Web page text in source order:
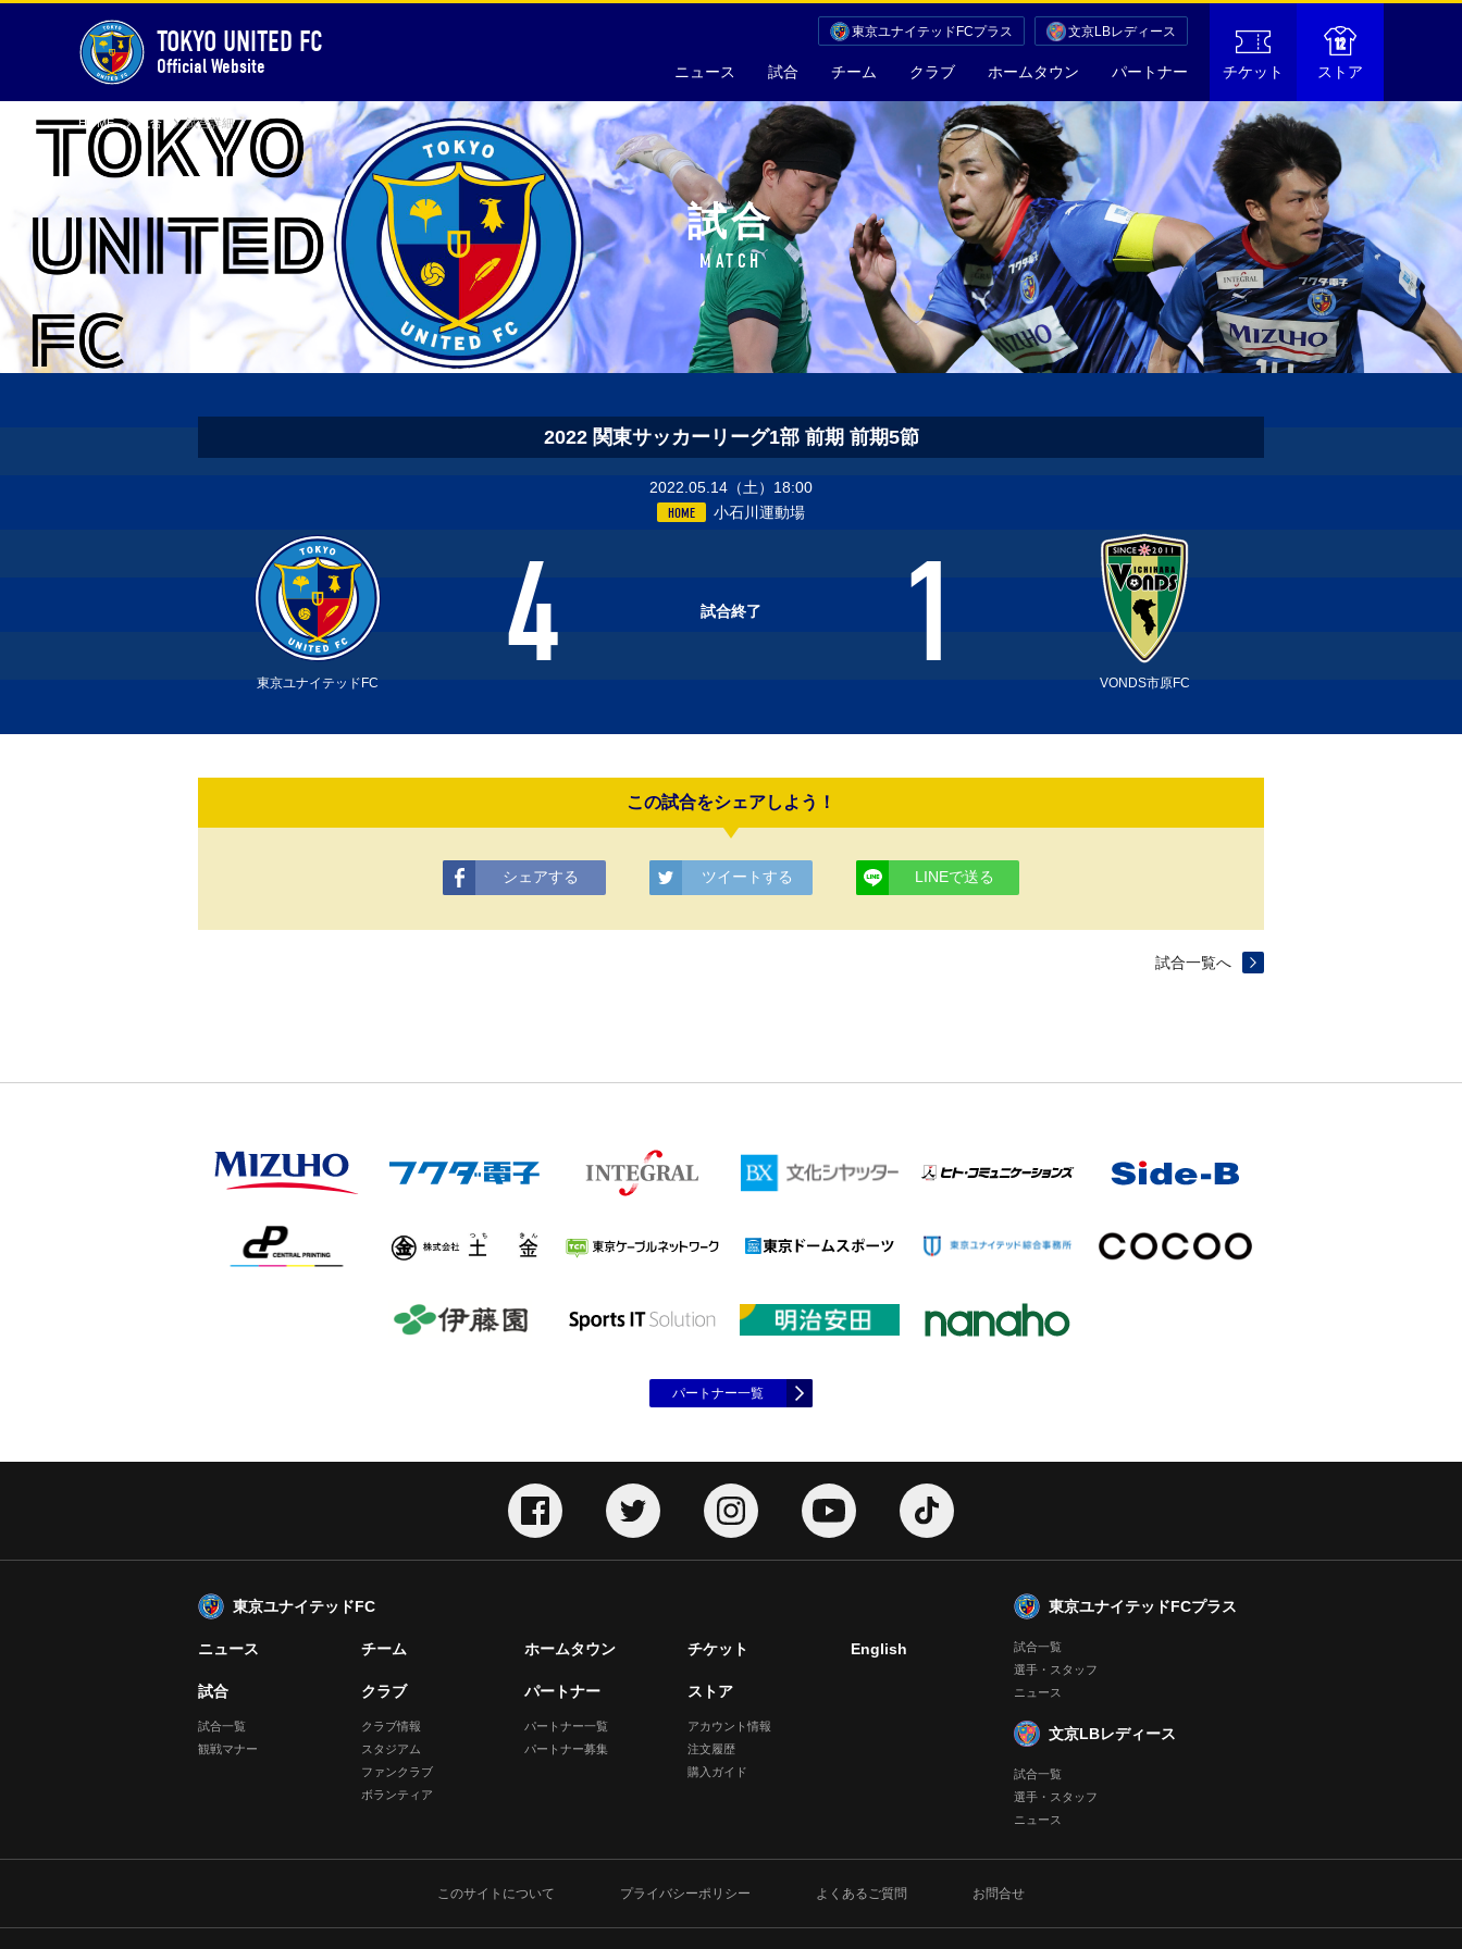
TOKYO UNITED FC
Official Website ニュース 試合 チーム クラブ ホームタウン パートナー チケット ストア
東京ユナイテッドFCプラス 文京LBレディース
HOME 試合 試合詳細
試合
MATCH
2022 関東サッカーリーグ1部 前期 前期5節
2022.05.14（土）18:00
HOME 小石川運動場
東京ユナイテッドFC 4 試合終了 1 VONDS市原FC
この試合をシェアしよう！
シェアする ツイートする LINEで送る
試合一覧へ
パートナー一覧
東京ユナイテッドFC
ニュース
試合
試合一覧
観戦マナー
チーム
クラブ
クラブ情報
スタジアム
ファンクラブ
ボランティア
ホームタウン
パートナー
パートナー一覧
パートナー募集
チケット
ストア
アカウント情報
注文履歴
購入ガイド
English
東京ユナイテッドFCプラス
試合一覧
選手・スタッフ
ニュース
文京LBレディース
試合一覧
選手・スタッフ
ニュース
このサイトについて プライバシーポリシー よくあるご質問 お問合せ